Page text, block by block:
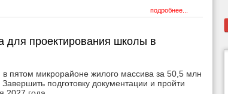
подробнее...
для проектирования школы в
в пятом микрорайоне жилого массива за 50,5 млн
подготовку документации и пройти